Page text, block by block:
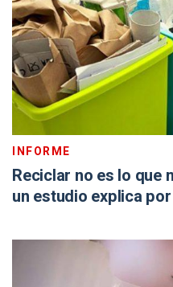
INFORME
Reciclar no es lo que
un estudio explica